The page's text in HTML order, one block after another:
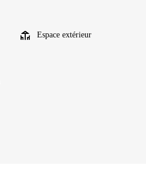
Espace extérieur